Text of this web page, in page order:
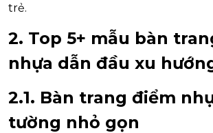
trẻ.
2. Top 5+ mẫu bàn
nhựa dẫn đầu xu
2.1. Bàn trang điểm
tường nhỏ gọn